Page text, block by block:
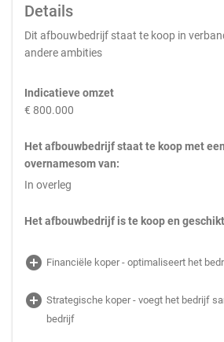
Details
Dit afbouwbedrijf staat te koop in
andere ambities
Indicatieve omzet
€ 800.000
Het afbouwbedrijf staat te koop met
overnamesom van:
In overleg
Het afbouwbedrijf is te koop en
add_circle Financiële koper - optimaliseert het
add_circle Strategische koper - voegt het bedrijf
bedrijf